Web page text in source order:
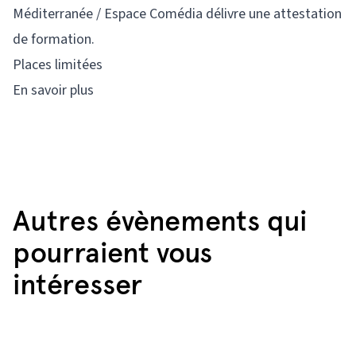
Méditerranée / Espace Comédia délivre une attestation
de formation.
Places limitées
En savoir plus
Autres évènements qui
pourraient vous
intéresser